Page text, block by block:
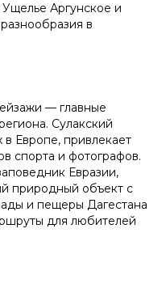
Аргунское и
в
— главные
Сулакский
в Европе, привлекает
спорта и фотографов.
Евразии,
природный объект с
и пещеры Дагестана
для любителей